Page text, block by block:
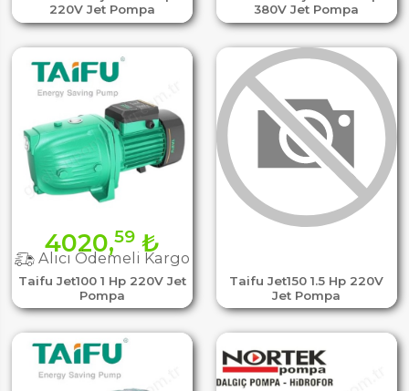
220V Jet Pompa
380V Jet Pompa
Taifu Jet100 1 Hp 220V Jet
Pompa
4020,59 ₺
Alıcı Ödemeli Kargo
Taifu Jet150 1.5 Hp 220V
Jet Pompa